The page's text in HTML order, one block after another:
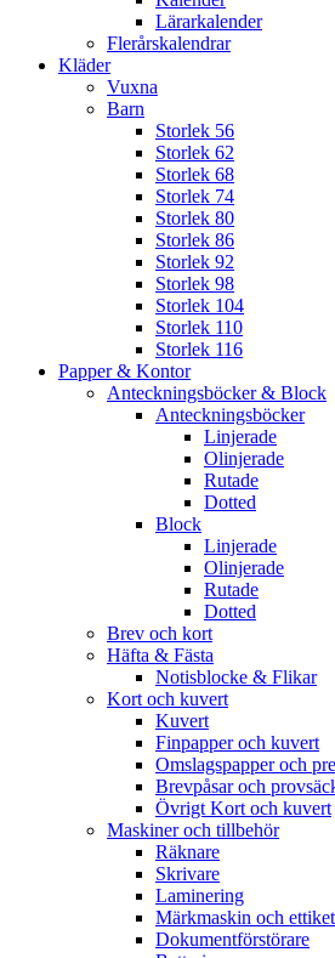
Lärarkalender
Flerårskalendrar
Kläder
Vuxna
Barn
Storlek 56
Storlek 62
Storlek 68
Storlek 74
Storlek 80
Storlek 86
Storlek 92
Storlek 98
Storlek 104
Storlek 110
Storlek 116
Papper & Kontor
Anteckningsböcker & Block
Anteckningsböcker
Linjerade
Olinjerade
Rutade
Dotted
Block
Linjerade
Olinjerade
Rutade
Dotted
Brev och kort
Häfta & Fästa
Notisblocke & Flikar
Kort och kuvert
Kuvert
Finpapper och kuvert
Omslagspapper och
Brevpåsar och
Övrigt Kort och kuvert
Maskiner och tillbehör
Räknare
Skrivare
Laminering
Märkmaskin och
Dokumentförstörare